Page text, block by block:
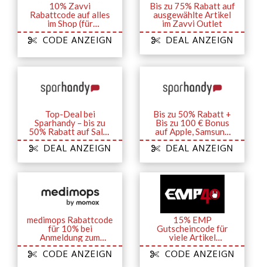
10% Zavvi
Rabattcode auf alles
im Shop (für
Studierende)
CODE ANZEIGN
Bis zu 75% Rabatt auf
ausgewählte Artikel
im Zavvi Outlet
DEAL ANZEIGN
Top-Deal bei
Sparhandy – bis zu
50% Rabatt auf Sales
& Aktionen
DEAL ANZEIGN
Bis zu 50% Rabatt +
Bis zu 100 € Bonus
auf Apple, Samsung
und mehr
DEAL ANZEIGN
medimops Rabattcode
für 10% bei
Anmeldung zum
Newsletter
CODE ANZEIGN
15% EMP
Gutscheincode für
viele Artikel
(Backstage Club)
CODE ANZEIGN